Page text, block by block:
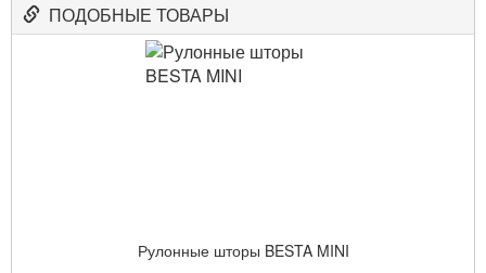
ПОДОБНЫЕ ТОВАРЫ
Рулонные шторы BESTA MINI